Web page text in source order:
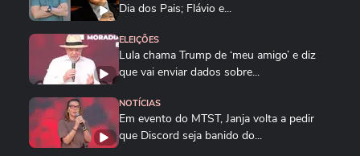
Dia dos Pais; Flávio e...
ELEIÇÕES
Lula chama Trump de ‘meu amigo’ e diz
que vai enviar dados sobre...
NOTÍCIAS
Em evento do MTST, Janja volta a pedir
que Discord seja banido do...